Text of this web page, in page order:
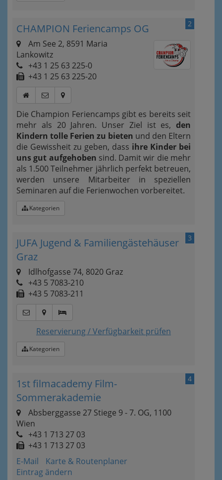
2
CHAMPION Feriencamps OG
Am See 2, 8591 Maria
Lankowitz
+43 1 25 63 225-0
+43 1 25 63 225-20
Die Champion Feriencamps gibt es bereits seit
mehr als 20 Jahren. Unser Ziel ist es, den
Kindern tolle Ferien zu bieten und den Eltern
die Gewissheit zu geben, dass ihre Kinder bei
uns gut aufgehoben sind. Damit wir die mehr
als 1.500 Teilnehmer jährlich perfekt betreuen,
werden unsere Mitarbeiter in speziellen
Seminaren auf die Ferienwochen vorbereitet.
Kategorien
3
JUFA Jugend & Familiengästehäuser
Graz
Idlhofgasse 74, 8020 Graz
+43 5 7083-210
+43 5 7083-211
Reservierung / Verfügbarkeit prüfen
Kategorien
4
1st filmacademy Film-
Sommerakademie
Absberggasse 27 Stiege 9 - 7. OG, 1100
Wien
+43 1 713 27 03
+43 1 713 27 03
E-Mail
Karte & Routenplaner
Eintrag ändern